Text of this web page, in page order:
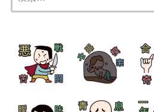
索: